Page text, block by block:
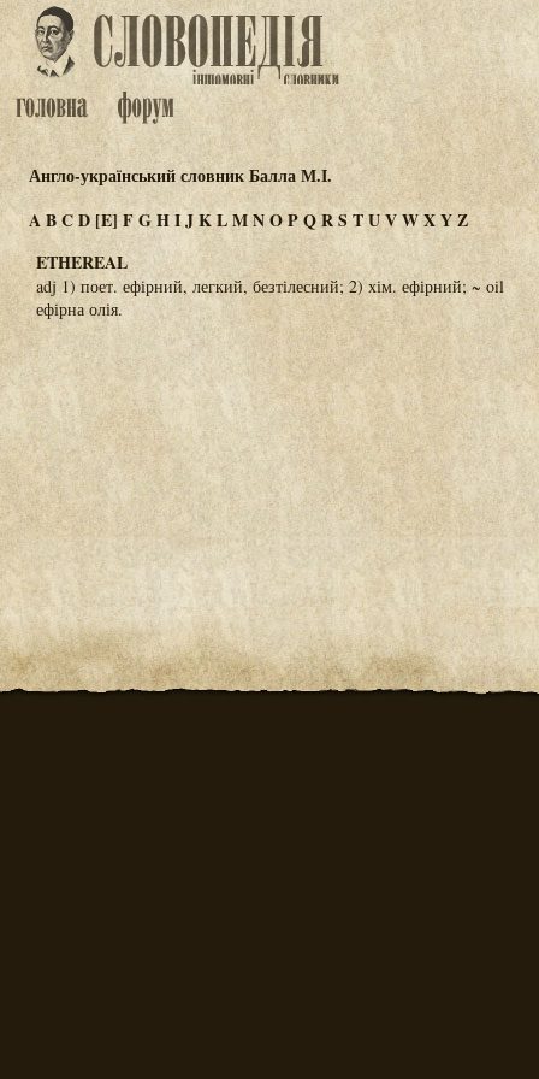
Англо-український словник Балла М.І.
ABCD[E] FGHIJKLMNOPQRSTUVWXYZ
ETHEREAL
adj 1) поет. ефірний, легкий, безтілесний; 2) хім. ефірний; ~ oil
ефірна олія.